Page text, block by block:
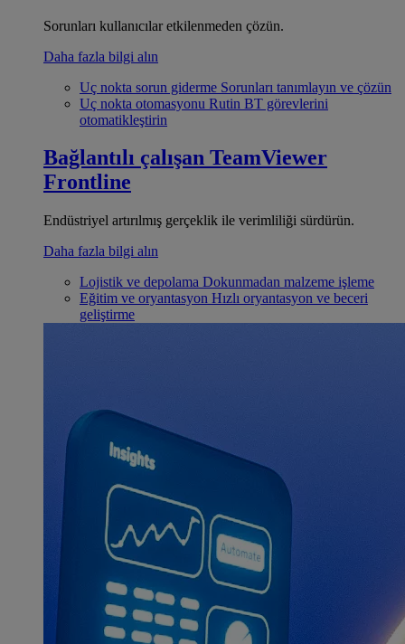
Sorunları kullanıcılar etkilenmeden çözün.
Daha fazla bilgi alın
Uç nokta sorun giderme Sorunları tanımlayın ve çözün
Uç nokta otomasyonu Rutin BT görevlerini
otomatikleştirin
Bağlantılı çalışan TeamViewer
Frontline
Endüstriyel artırılmış gerçeklik ile verimliliği sürdürün.
Daha fazla bilgi alın
Lojistik ve depolama Dokunmadan malzeme işleme
Eğitim ve oryantasyon Hızlı oryantasyon ve beceri
geliştirme